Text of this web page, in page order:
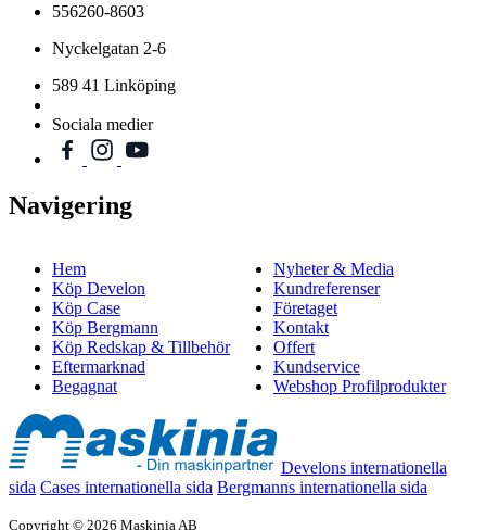
556260-8603
Nyckelgatan 2-6
589 41 Linköping
Sociala medier
Navigering
Hem
Köp Develon
Köp Case
Köp Bergmann
Köp Redskap & Tillbehör
Eftermarknad
Begagnat
Nyheter & Media
Kundreferenser
Företaget
Kontakt
Offert
Kundservice
Webshop Profilprodukter
Develons internationella
sida Cases internationella sida Bergmanns internationella sida
Copyright © 2026 Maskinia AB